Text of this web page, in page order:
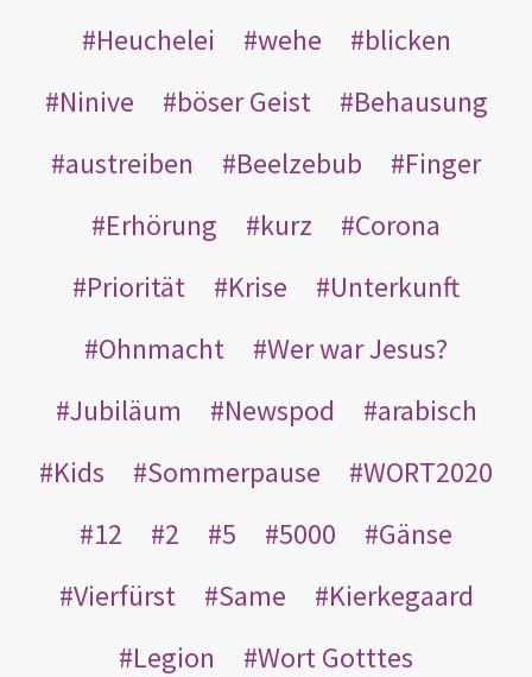
Heuchelei wehe
blicken
Ninive
böser Geist
Behausung
austreiben
Beelzebub
Finger
Erhörung
kurz
Corona
Priorität
Krise
Unterkunft
Ohnmacht
Wer war Jesus?
Jubiläum
Newspod
arabisch
Kids
Sommerpause
WORT2020
12
2 5 5000
Gänse
Vierfürst
Same
Kierkegaard
Legion
Wort Gotttes